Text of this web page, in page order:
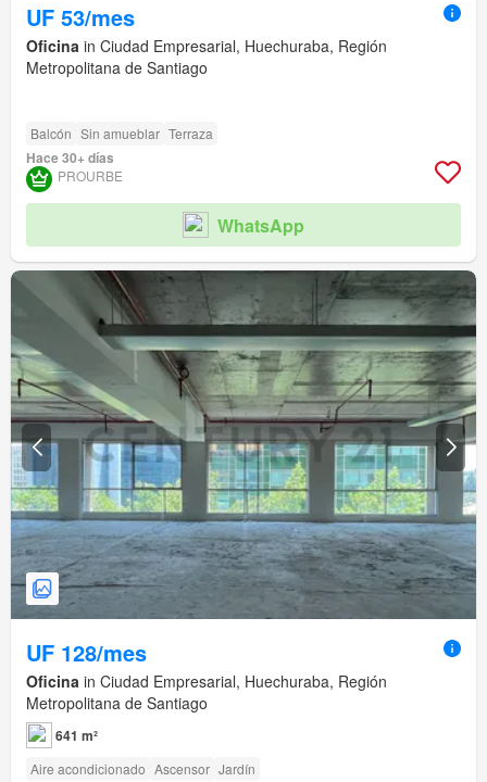
UF 53/mes
Oficina in Ciudad Empresarial, Huechuraba, Región
Metropolitana de Santiago
Balcón Sin amueblar Terraza
Hace 30+ días
PROURBE
WhatsApp
UF 128/mes
Oficina in Ciudad Empresarial, Huechuraba, Región
Metropolitana de Santiago
641 m²
Aire acondicionado Ascensor Jardín